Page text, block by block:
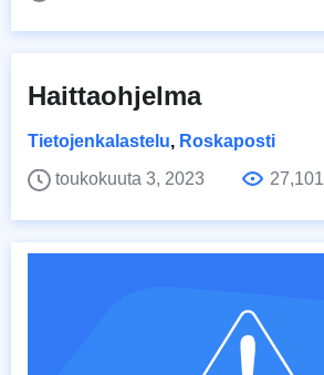
Haittaohjelma
Tietojenkalastelu, Roskaposti
toukokuuta 3, 2023
27,101